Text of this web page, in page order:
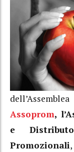
Assoprom,
e
Promozionali